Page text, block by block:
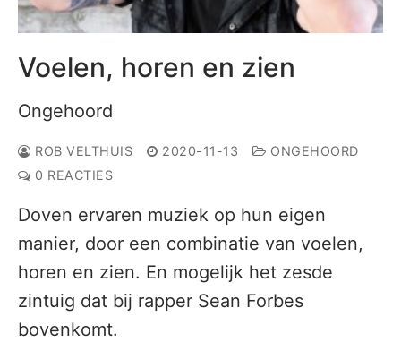
Voelen, horen en zien
Ongehoord
ROB VELTHUIS 2020-11-13
ONGEHOORD
0 REACTIES
Doven ervaren muziek op hun eigen
manier, door een combinatie van voelen,
horen en zien. En mogelijk het zesde
zintuig dat bij rapper Sean Forbes
bovenkomt.